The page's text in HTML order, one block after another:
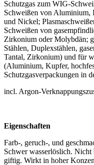
Schutzgas zum WIG-
Schweißen von Aluminium,
und Nickel;
Schweißen von
Zirkonium oder Molybdän;
Stählen, Duplexstählen,
Tantal, Zirkonium) und für
(Aluminium, Kupfer,
Schutzgasverpackungen in
incl. Argon-
Eigenschaften
Farb-, geruch-, und
Schwer wasserlöslich.
giftig. Wirkt in hoher